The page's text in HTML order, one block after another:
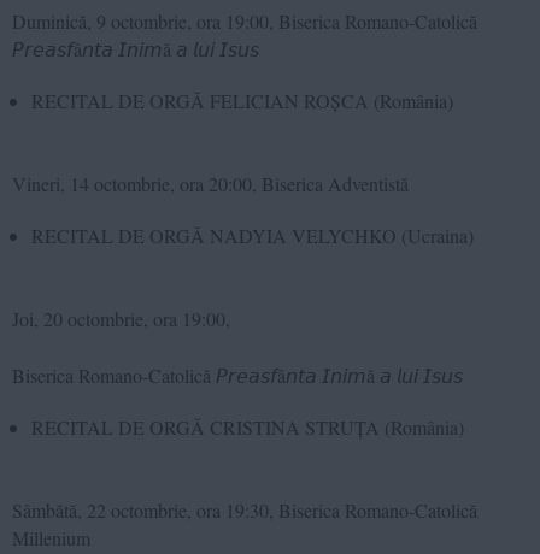
Duminică, 9 octombrie, ora 19:00, Biserica Romano-Catolică
𝘗𝘳𝘦𝘢𝘴𝘧â𝘯𝘵𝘢 𝘐𝘯𝘪𝘮ă 𝘢 𝘭𝘶𝘪 𝘐𝘴𝘶𝘴
RECITAL DE ORGĂ FELICIAN ROȘCA (România)
Vineri, 14 octombrie, ora 20:00, Biserica Adventistă
RECITAL DE ORGĂ NADYIA VELYCHKO (Ucraina)
Joi, 20 octombrie, ora 19:00,
Biserica Romano-Catolică 𝘗𝘳𝘦𝘢𝘴𝘧â𝘯𝘵𝘢 𝘐𝘯𝘪𝘮ă 𝘢 𝘭𝘶𝘪 𝘐𝘴𝘶𝘴
RECITAL DE ORGĂ CRISTINA STRUȚA (România)
Sâmbătă, 22 octombrie, ora 19:30, Biserica Romano-Catolică
Millenium